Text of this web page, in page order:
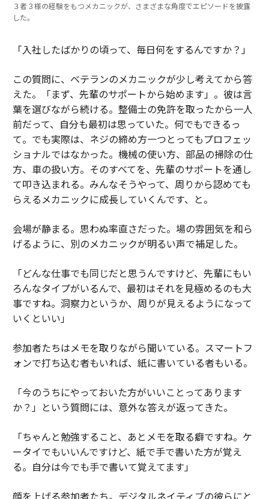
３者３様の経験をもつメカニックが、さまざまな角度でエピソードを披露
した。
「入社したばかりの頃って、毎日何をするんですか？」
この質問に、ベテランのメカニックが少し考えてから答
えた。「まず、先輩のサポートから始めます」。彼は言
葉を選びながら続ける。整備士の免許を取ったから一人
前だって、自分も最初は思っていた。何でもできるっ
て。でも実際は、ネジの締め方一つとってもプロフェッ
ショナルではなかった。機械の使い方、部品の掃除の仕
方、車の扱い方。そのすべてを、先輩のサポートを通し
て叩き込まれる。みんなそうやって、周りから認めても
らえるメカニックに成長していくんです、と。
会場が静まる。思わぬ率直さだった。場の雰囲気を和ら
げるように、別のメカニックが明るい声で補足した。
「どんな仕事でも同じだと思うんですけど、先輩にもい
ろんなタイプがいるんで、最初はそれを見極めるのも大
事ですね。洞察力というか、周りが見えるようになって
いくといい」
参加者たちはメモを取りながら聞いている。スマートフ
ォンで打ち込む者もいれば、紙に書いている者もいる。
「今のうちにやっておいた方がいいことってあります
か？」という質問には、意外な答えが返ってきた。
「ちゃんと勉強すること、あとメモを取る癖ですね。ケ
ータイでもいいんですけど、紙で手で書いた方が覚え
る。自分は今でも手で書いて覚えてます」
顔を上げる参加者たち。デジタルネイティブの彼らにと